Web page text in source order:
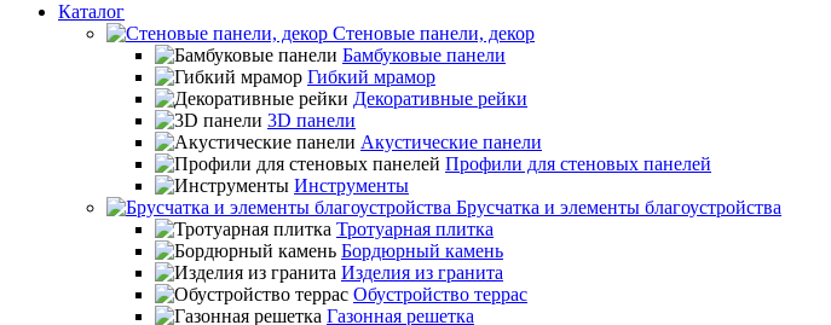
Каталог
Стеновые панели, декор
Бамбуковые панели
Гибкий мрамор
Декоративные рейки
3D панели
Акустические панели
Профили для стеновых панелей
Инструменты
Брусчатка и элементы благоустройства
Тротуарная плитка
Бордюрный камень
Изделия из гранита
Обустройство террас
Газонная решетка